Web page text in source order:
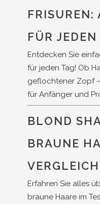
FRISUREN:
FÜR JEDEN
Entdecken Sie
für jeden Tag! Ob
geflochtener Zopf
für Anfänger und
BLOND
BRAUNE
VERGLEICH
Erfahren Sie alles
braune Haare im